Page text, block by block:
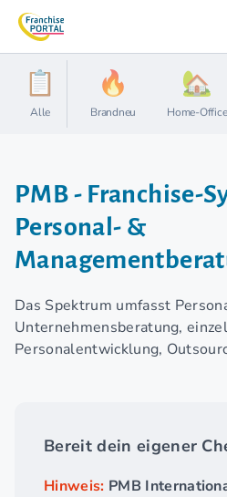
Alle Brandneu Home-Office
PMB - Franchise-
Personal- &
Das Spektrum umfasst
Unternehmensberatung,
Personalentwicklung,
Bereit dein eigener
Hinweis: PMB